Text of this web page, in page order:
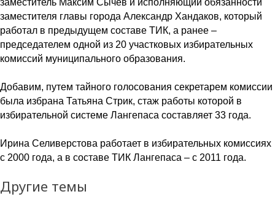
заместитель Максим Сычев и исполняющий обязанности
заместителя главы города Александр Хандаков, который
работал в предыдущем составе ТИК, а ранее –
председателем одной из 20 участковых избирательных
комиссий муниципального образования.
Добавим, путем тайного голосования секретарем комиссии
была избрана Татьяна Стрик, стаж работы которой в
избирательной системе Лангепаса составляет 33 года.
Ирина Селиверстова работает в избирательных комиссиях
с 2000 года, а в составе ТИК Лангепаса – с 2011 года.
Другие темы